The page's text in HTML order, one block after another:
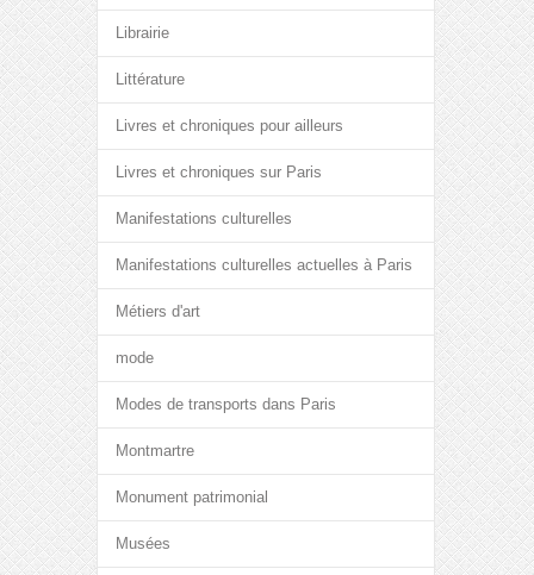
Librairie
Littérature
Livres et chroniques pour ailleurs
Livres et chroniques sur Paris
Manifestations culturelles
Manifestations culturelles actuelles à Paris
Métiers d'art
mode
Modes de transports dans Paris
Montmartre
Monument patrimonial
Musées